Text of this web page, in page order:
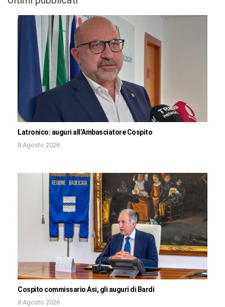
Latronico: auguri all’Ambasciatore Cospito
8 Agosto 2026
Cospito commissario Asi, gli auguri di Bardi
8 Agosto 2026